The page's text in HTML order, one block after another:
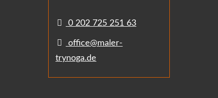
0 202 725 251 63
office@maler-
trynoga.de